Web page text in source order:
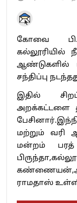
கோவை
கல்லூரியில்
ஆண்டுகளில்
சந்திப்பு
இதில்
அறக்கட்டளை
மற்றும்
மன்றம் பரத்
ராமதாஸ்